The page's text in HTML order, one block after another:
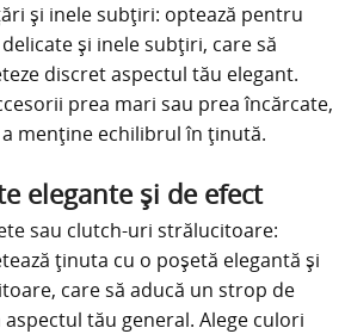
și inele subțiri: optează pentru
și inele subțiri, care să
discret aspectul tău elegant.
prea mari sau prea încărcate,
menține echilibrul în ținută.
elegante și de efect
sau clutch-uri strălucitoare:
ținuta cu o poșetă elegantă și
care să aducă un strop de
aspectul tău general. Alege culori